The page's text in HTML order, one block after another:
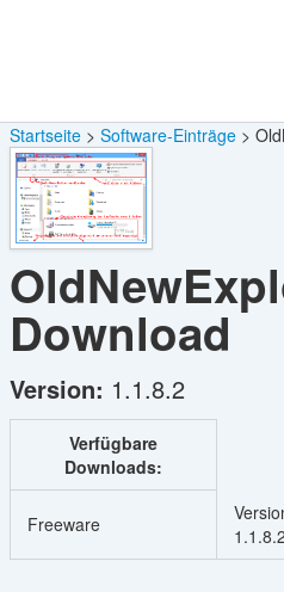
Startseite Software-Einträge
Download
Version: 1.1.8.2
Verfügbare
Downloads:
Freeware
1.1.8.2